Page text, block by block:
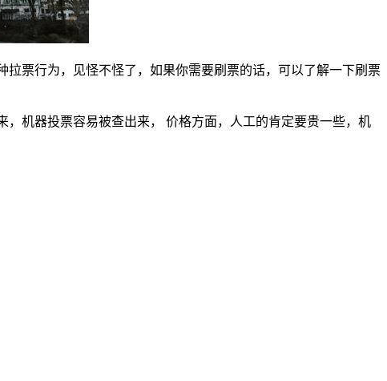
票行为，见怪不怪了，如果你需要刷票的话，可以了解一下刷票
机器投票容易被查出来， 价格方面，人工的肯定要贵一些，机